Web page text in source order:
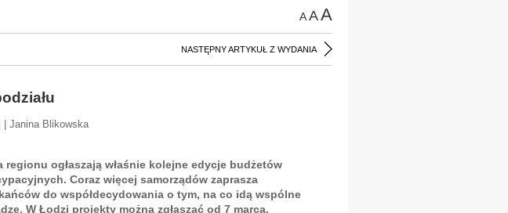
AAA
NASTĘPNY ARTYKUŁ Z WYDANIA
| Janina Blikowska
regionu ogłaszają właśnie kolejne edycje budżetów
Coraz więcej samorządów zaprasza
do współdecydowania o tym, na co idą wspólne
W Łodzi projekty można zgłaszać od 7 marca.